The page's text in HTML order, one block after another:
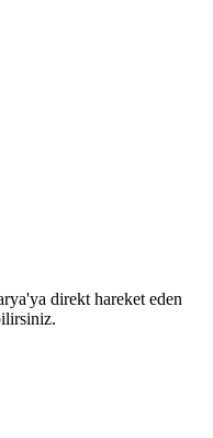
direkt hareket eden